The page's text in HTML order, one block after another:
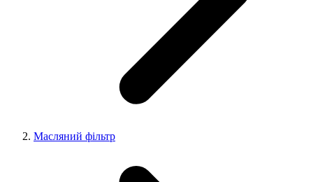
Масляний фільтр